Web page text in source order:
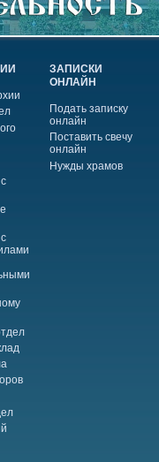
ЗАПИСКИ
ОНЛАЙН
Подать записку
онлайн
Поставить свечу
онлайн
Нужды храмов